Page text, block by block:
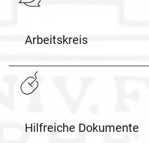
Arbeitskreis
Hilfreiche Dokumente